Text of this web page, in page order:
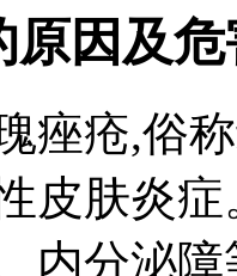
原因及危
痤疮,俗
皮肤炎
内分泌